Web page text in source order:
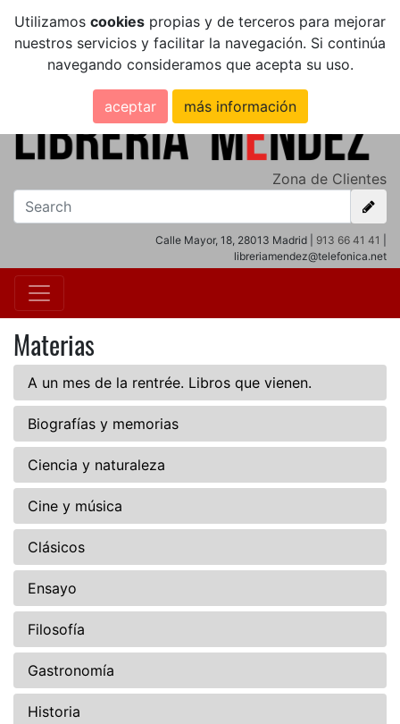
Utilizamos cookies propias y de terceros para mejorar
nuestros servicios y facilitar la navegación. Si continúa
navegando consideramos que acepta su uso.
aceptar más información
Zona de Clientes
Calle Mayor, 18, 28013 Madrid | 913 66 41 41
libreriamendez@telefonica.net
Materias
A un mes de la rentrée. Libros que vienen.
Biografías y memorias
Ciencia y naturaleza
Cine y música
Clásicos
Ensayo
Filosofía
Gastronomía
Historia